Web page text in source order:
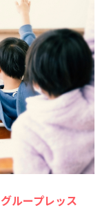
グループレッス